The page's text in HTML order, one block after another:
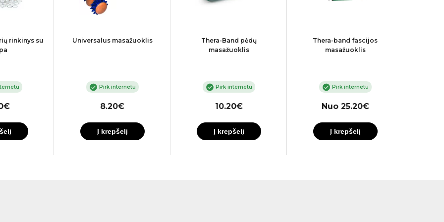
rinkinys su
Universalus masažuoklis
Pirk internetu
8.20€
Į krepšelį
Thera-Band pėdų
masažuoklis
Pirk internetu
10.20€
Į krepšelį
Thera-band fascijos
masažuoklis
Pirk internetu
Nuo 25.20€
Į krepšelį